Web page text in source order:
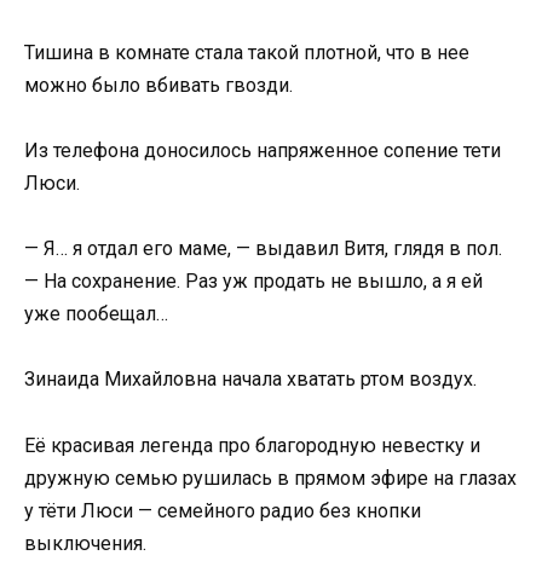
Тишина в комнате стала такой плотной, что в нее
можно было вбивать гвозди.
Из телефона доносилось напряженное сопение тети
Люси.
— Я… я отдал его маме, — выдавил Витя, глядя в пол.
— На сохранение. Раз уж продать не вышло, а я ей
уже пообещал…
Зинаида Михайловна начала хватать ртом воздух.
Её красивая легенда про благородную невестку и
дружную семью рушилась в прямом эфире на глазах
у тёти Люси — семейного радио без кнопки
выключения.